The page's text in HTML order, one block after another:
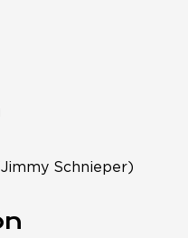
Schnieper)